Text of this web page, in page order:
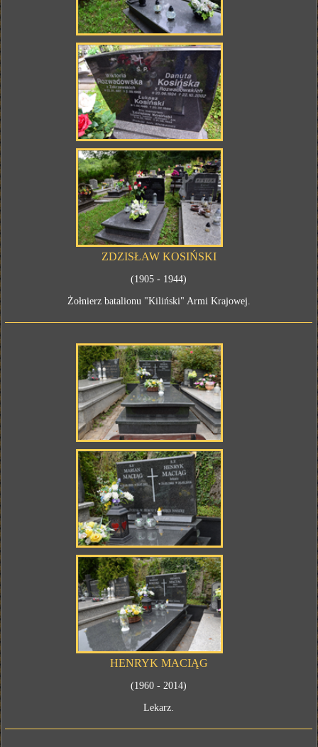
ZDZISŁAW KOSIŃSKI
(1905 - 1944)
Żołnierz batalionu "Kiliński" Armi Krajowej.
HENRYK MACIĄG
(1960 - 2014)
Lekarz.